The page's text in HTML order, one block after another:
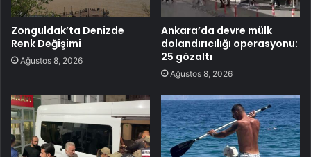
Zonguldak’ta Denizde
Renk Değişimi
Ağustos 8, 2026
Ankara’da devre mülk
dolandırıcılığı operasyonu:
25 gözaltı
Ağustos 8, 2026